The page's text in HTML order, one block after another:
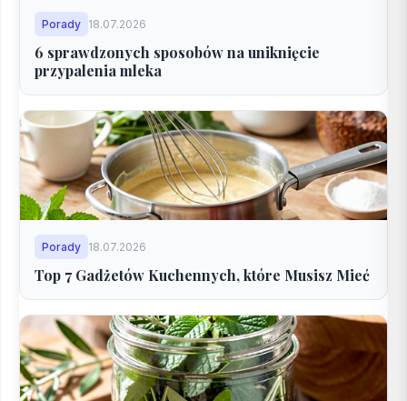
Porady 18.07.2026
6 sprawdzonych sposobów na uniknięcie
przypalenia mleka
Porady 18.07.2026
Top 7 Gadżetów Kuchennych, które Musisz Mieć